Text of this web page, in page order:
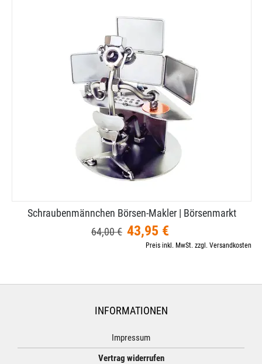
Schraubenmännchen Börsen-​Makler | Börsenmarkt
64,00 € 43,95 €
Preis inkl. MwSt. zzgl. Versandkosten
INFORMATIONEN
Impressum
Vertrag widerrufen